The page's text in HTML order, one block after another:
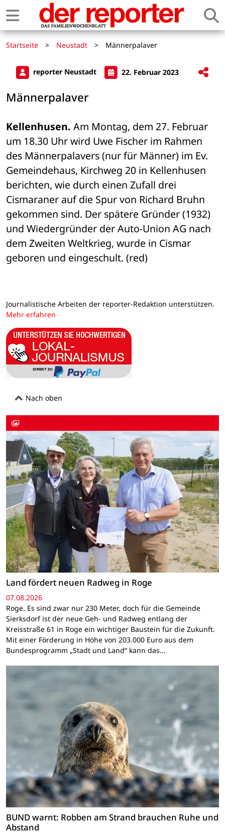
Startseite > Neustadt > Männerpalaver
reporter Neustadt 22. Februar 2023
Männerpalaver
Kellenhusen. Am Montag, dem 27. Februar
um 18.30 Uhr wird Uwe Fischer im Rahmen
des Männerpalavers (nur für Männer) im Ev.
Gemeindehaus, Kirchweg 20 in Kellenhusen
berichten, wie durch einen Zufall drei
Cismaraner auf die Spur von Richard Bruhn
gekommen sind. Der spätere Gründer (1932)
und Wiedergründer der Auto-Union AG nach
dem Zweiten Weltkrieg, wurde in Cismar
geboren und eingeschult. (red)
Journalistische Arbeiten der reporter-Redaktion unterstützen.
Mehr erfahren
Nach oben
Land fördert neuen Radweg in Roge
07.08.2026
Roge. Es sind zwar nur 230 Meter, doch für die Gemeinde
Sierksdorf ist der neue Geh- und Radweg entlang der
Kreisstraße 61 in Roge ein wichtiger Baustein für die Zukunft.
Mit einer Förderung in Höhe von 203.000 Euro aus dem
Bundesprogramm „Stadt und Land“ kann das…
BUND warnt: Robben am Strand brauchen Ruhe und
Abstand